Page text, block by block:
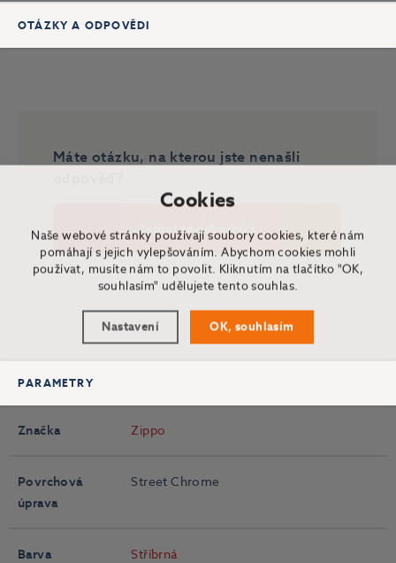
OTÁZKY A ODPOVĚDI
Máte otázku, na kterou jste nenašli
Zeptat se odborníka
PARAMETRY
Značka Zippo
Povrchová
úprava
Street Chrome
Barva
Stříbrná
Cookies
Naše webové stránky používají soubory cookies, které nám
pomáhají s jejich vylepšováním. Abychom cookies mohli
používat, musíte nám to povolit. Kliknutím na tlačítko "OK,
souhlasím" udělujete tento souhlas.
Nastavení OK, souhlasím